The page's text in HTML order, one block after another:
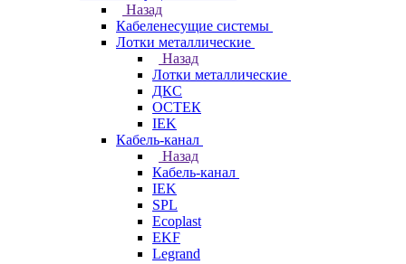
Назад
Кабеленесущие системы
Лотки металлические
Назад
Лотки металлические
ДКС
ОСТЕК
IEK
Кабель-канал
Назад
Кабель-канал
IEK
SPL
Ecoplast
EKF
Legrand